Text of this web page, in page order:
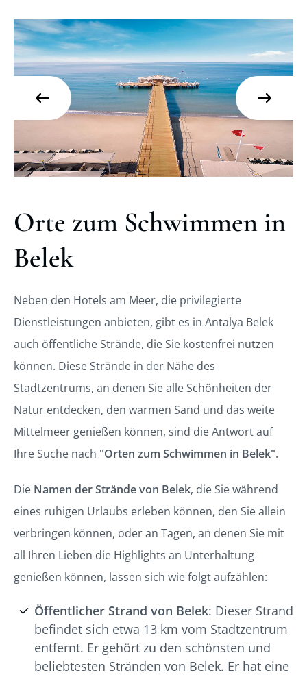
Orte zum Schwimmen in
Belek
Neben den Hotels am Meer, die privilegierte
Dienstleistungen anbieten, gibt es in Antalya Belek
auch öffentliche Strände, die Sie kostenfrei nutzen
können. Diese Strände in der Nähe des
Stadtzentrums, an denen Sie alle Schönheiten der
Natur entdecken, den warmen Sand und das weite
Mittelmeer genießen können, sind die Antwort auf
Ihre Suche nach "Orten zum Schwimmen in Belek".
Die Namen der Strände von Belek, die Sie während
eines ruhigen Urlaubs erleben können, den Sie allein
verbringen können, oder an Tagen, an denen Sie mit
all Ihren Lieben die Highlights an Unterhaltung
genießen können, lassen sich wie folgt aufzählen:
Öffentlicher Strand von Belek: Dieser Strand
befindet sich etwa 13 km vom Stadtzentrum
entfernt. Er gehört zu den schönsten und
beliebtesten Stränden von Belek. Er hat eine